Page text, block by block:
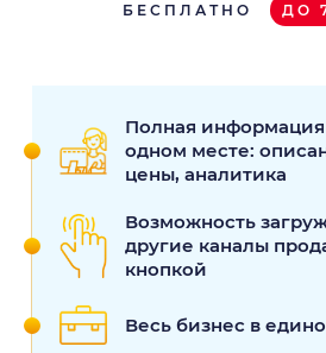
БЕСПЛАТНО ДО
Полная информация
одном месте:
цены, аналитика
Возможность
другие каналы
кнопкой
Весь бизнес в